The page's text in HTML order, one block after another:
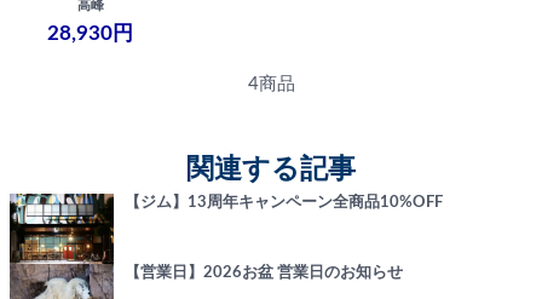
高峰
28,930円
4商品
関連する記事
【ジム】13周年キャンペーン全商品10%OFF
【営業日】2026お盆 営業日のお知らせ